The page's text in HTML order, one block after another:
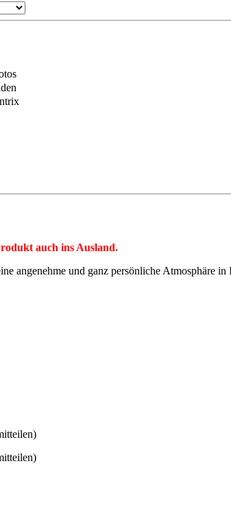
auch ins Ausland.
angenehme und ganz persönliche Atmosphäre in